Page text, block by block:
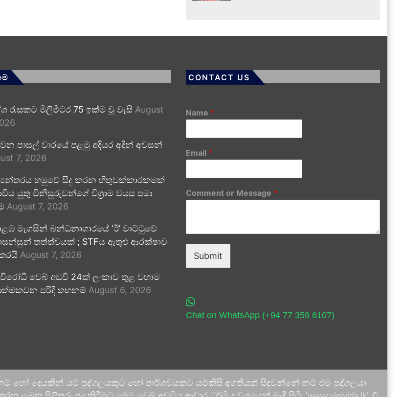
රැසකට මිලිමීටර 75 ඉක්ම වූ වැසි August
පාසල් වාරයේ පළමු අදියර අදින් අවසන්
7, 2026
හමුවේ සිදු කරන හිතුවක්කාරකමක්
යුතු විනිසුරුවන්ගේ විශ්‍රාම වයස පමා
August 7, 2026
මැගසින් බන්ධනාගාරයේ ‘ඊ’ වාට්ටුවේ
තත්ත්වයක් ; STFය ඇතුළු ආරක්ෂාව
August 7, 2026
වෙබ් අඩවි 24ක් ලංකාව තුළ වහාම
පරිදි තහනම් August 6, 2026
CONTACT US
Name *
Email *
Comment or Message *
Submit
Chat on WhatsApp (+94 77 359 6107)
හෝ දෙයකින් යම් පුද්ගලයකුට හෝ පාර්ශවයකට යම්කිසි අගතියක් සිදුවන්නේ නම් එම පුද්ගලයා